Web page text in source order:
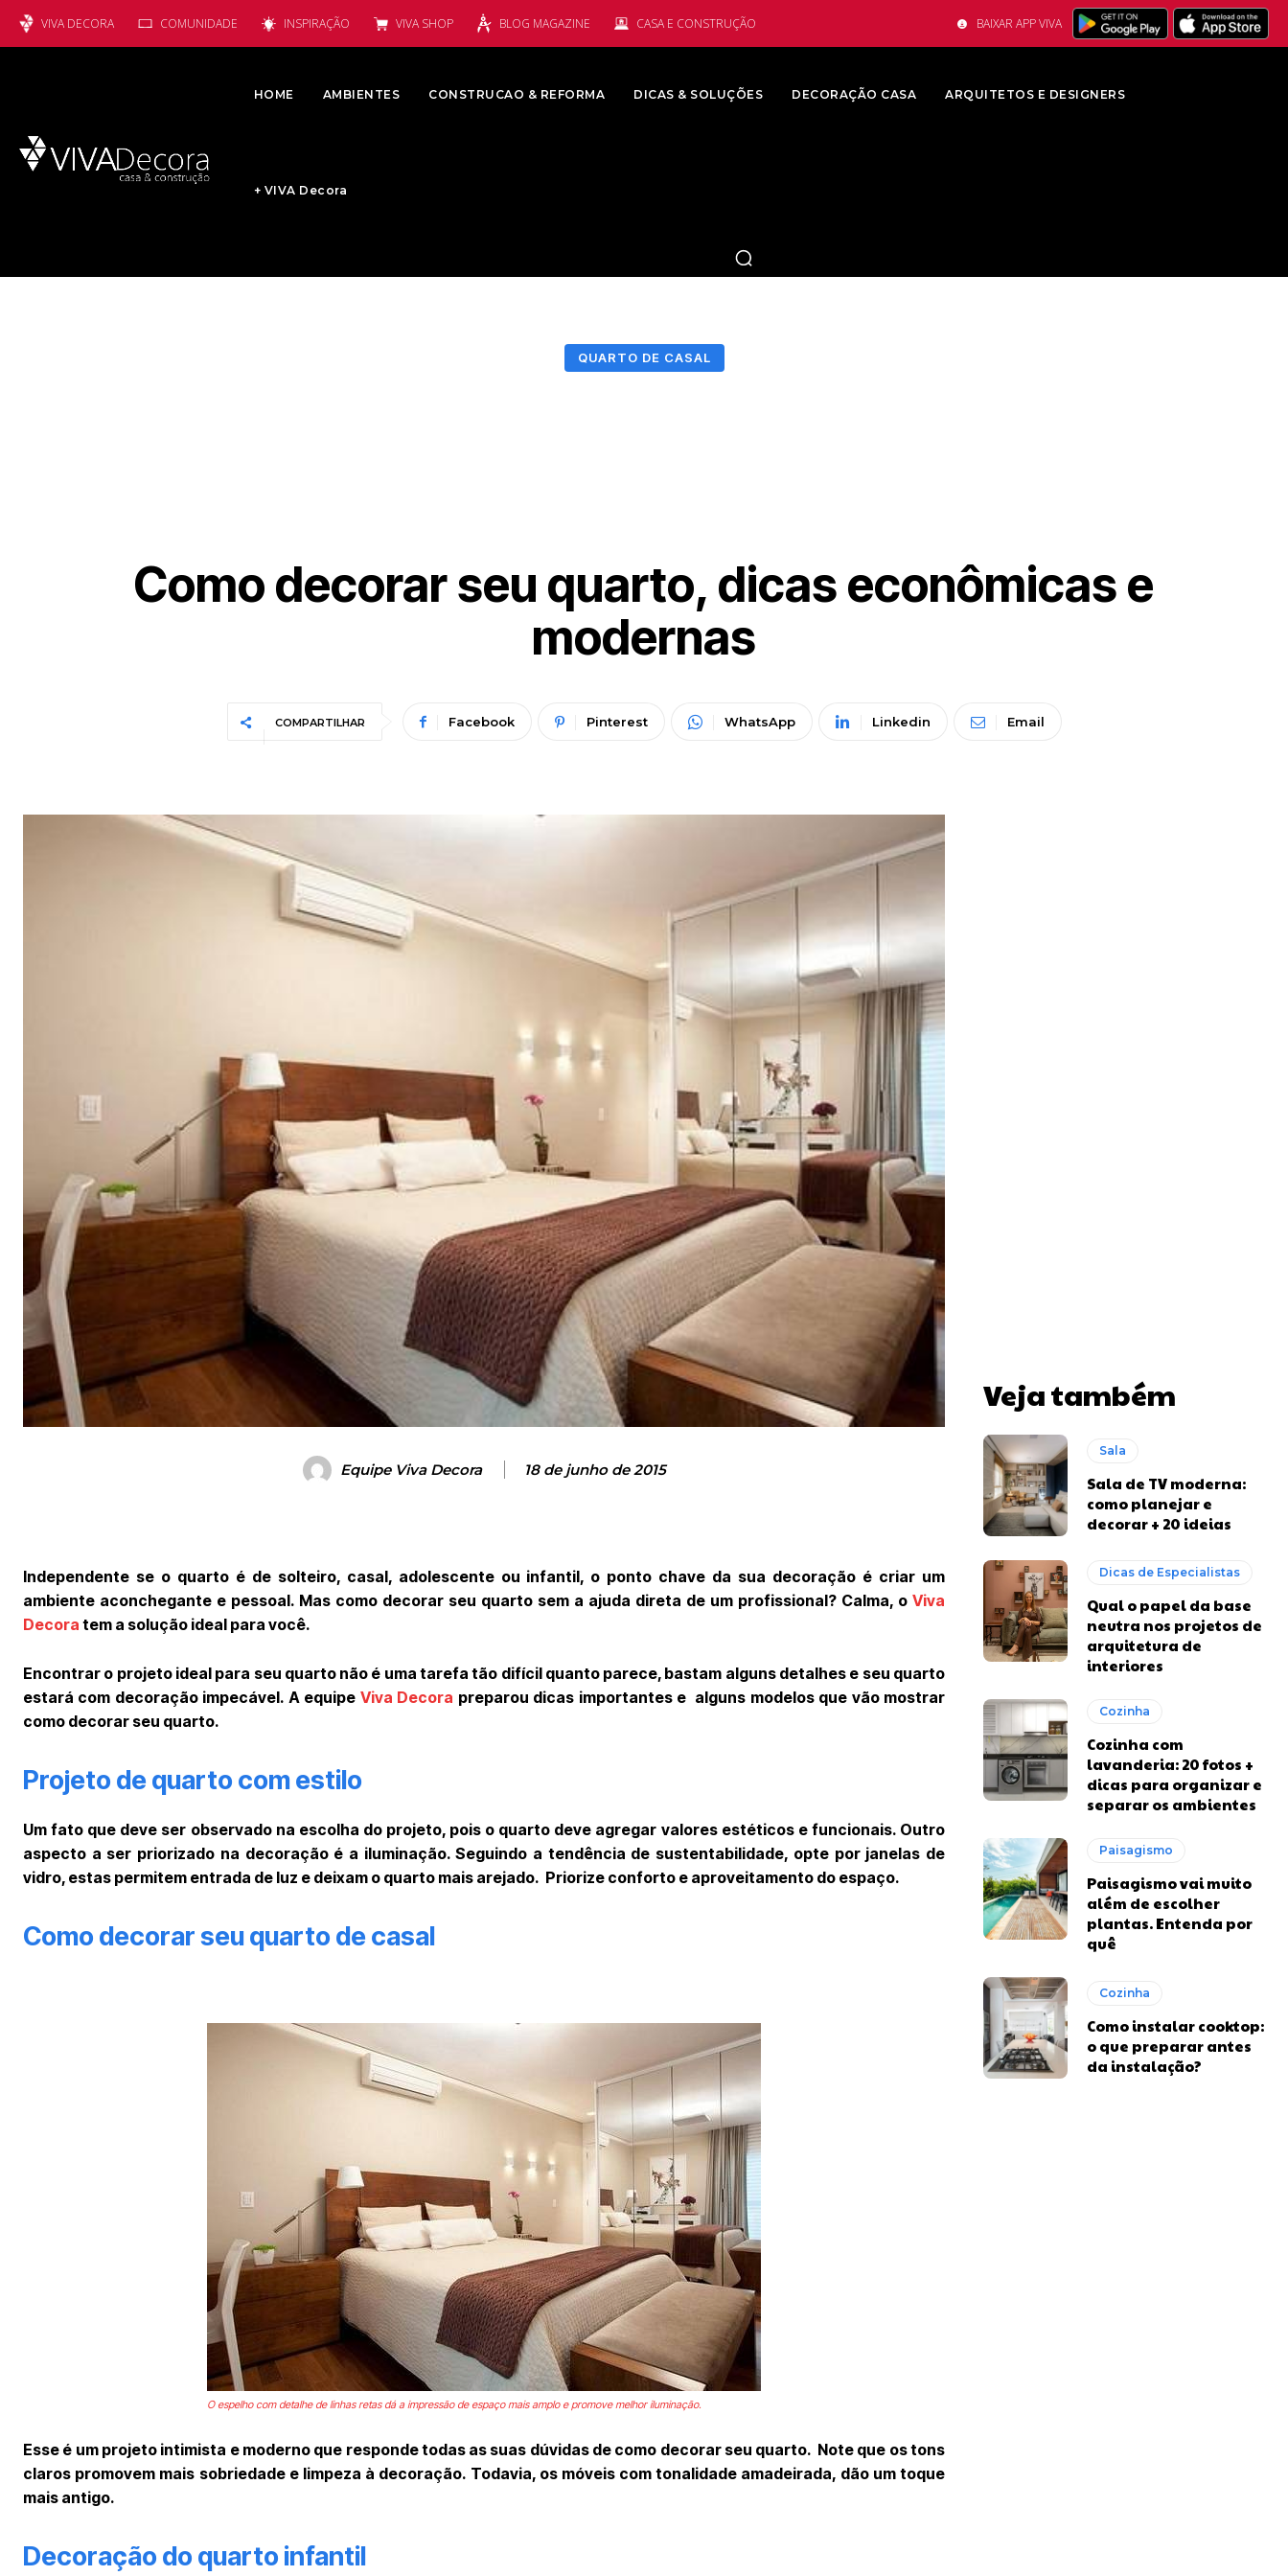
VIVA DECORA COMUNIDADE INSPIRAÇÃO VIVA SHOP BLOG MAGAZINE CASA E CONSTRUÇÃO BAIXAR APP VIVA
HOME AMBIENTES CONSTRUCAO & REFORMA DICAS & SOLUÇÕES DECORAÇÃO CASA ARQUITETOS E DESIGNERS
+ VIVA Decora
QUARTO DE CASAL
Como decorar seu quarto, dicas econômicas e
modernas
COMPARTILHAR Facebook Pinterest WhatsApp Linkedin Email
Equipe Viva Decora 18 de junho de 2015
Independente se o quarto é de solteiro, casal, adolescente ou infantil, o ponto chave da sua decoração é criar um
ambiente aconchegante e pessoal. Mas como decorar seu quarto sem a ajuda direta de um profissional? Calma, o Viva
Decora tem a solução ideal para você.
Encontrar o projeto ideal para seu quarto não é uma tarefa tão difícil quanto parece, bastam alguns detalhes e seu quarto
estará com decoração impecável. A equipe Viva Decora preparou dicas importantes e alguns modelos que vão mostrar
como decorar seu quarto.
Projeto de quarto com estilo
Um fato que deve ser observado na escolha do projeto, pois o quarto deve agregar valores estéticos e funcionais. Outro
aspecto a ser priorizado na decoração é a iluminação. Seguindo a tendência de sustentabilidade, opte por janelas de
vidro, estas permitem entrada de luz e deixam o quarto mais arejado. Priorize conforto e aproveitamento do espaço.
Como decorar seu quarto de casal
O espelho com detalhe de linhas retas dá a impressão de espaço mais amplo e promove melhor iluminação.
Esse é um projeto intimista e moderno que responde todas as suas dúvidas de como decorar seu quarto. Note que os tons
claros promovem mais sobriedade e limpeza à decoração. Todavia, os móveis com tonalidade amadeirada, dão um toque
mais antigo.
Decoração do quarto infantil
Veja também
Sala
Sala de TV moderna:
como planejar e
decorar + 20 ideias
Dicas de Especialistas
Qual o papel da base
neutra nos projetos de
arquitetura de
interiores
Cozinha
Cozinha com
lavanderia: 20 fotos +
dicas para organizar e
separar os ambientes
Paisagismo
Paisagismo vai muito
além de escolher
plantas. Entenda por
quê
Cozinha
Como instalar cooktop:
o que preparar antes
da instalação?